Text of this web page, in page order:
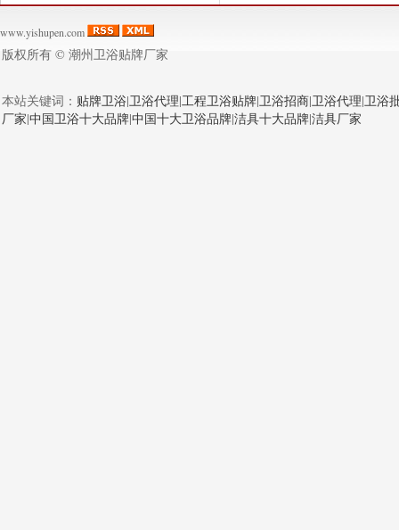
www.yishupen.com
版权所有 © 潮州卫浴贴牌厂家
本站关键词： 贴牌卫浴|卫浴代理|工程卫浴贴牌|卫浴招商|卫浴代理|卫浴
厂家|中国卫浴十大品牌|中国十大卫浴品牌|洁具十大品牌|洁具厂家